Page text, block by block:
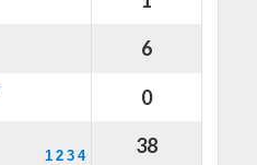
6
0
1 2 3 4 38